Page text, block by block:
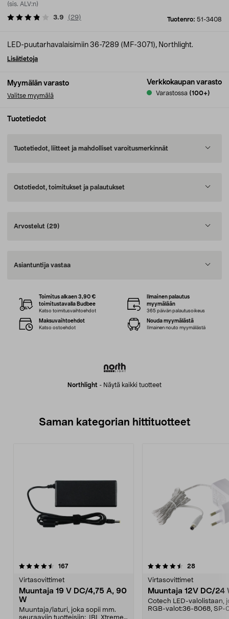
(sis. ALV:n)
Tuotenro: 51-3408
3.9 ( 29)
Myymälän varasto
Valitse myymälä
Verkkokaupan varasto
Varastossa (100+)
LED-puutarhavalaisimiin 36-7289 (MF-3071), Northlight.
Lisätietoja
Tuotetiedot
Tuotetiedot, liitteet ja mahdolliset varoitusmerkinnät
Ostotiedot, toimitukset ja palautukset
Arvostelut (29)
Asiantuntija vastaa
Northlight - Näytä kaikki tuotteet
Toimitus alkaen 3,90 €
toimitustavalla Budbee
Katso toimitusvaihtoehdot
Ilmainen palautus
myymälään
365 päivän palautusoikeus
Maksuvaihtoehdot
Katso ostoehdot
Nouda myymälästä
Ilmainen nouto myymälästä
Saman kategorian hittituotteet
167arvostelut
Virtasovittimet
Muuntaja 19 V DC/4,75 A, 90
W
Muuntaja/laturi, joka sopii mm.
4.5 viidestä
28arvostelut
Virtasovittimet
Muuntaja 12V DC/24
Cotech LED-valolistaan,
RGB-valot:36-8068, SP-
4.5 viidestä